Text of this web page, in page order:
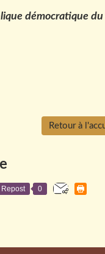
démocratique du
Retour à
Repost 0